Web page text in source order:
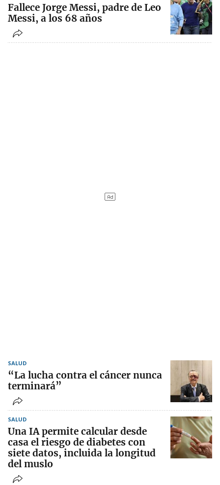
Fallece Jorge Messi, padre de Leo
Messi, a los 68 años
SALUD
“La lucha contra el cáncer nunca
terminará”
SALUD
Una IA permite calcular desde
casa el riesgo de diabetes con
siete datos, incluida la longitud
del muslo